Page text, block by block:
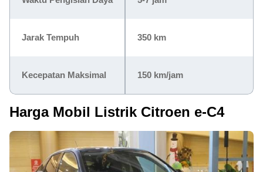
Jarak Tempuh 350 km
Kecepatan Maksimal 150 km/jam
Harga Mobil Listrik Citroen e-C4